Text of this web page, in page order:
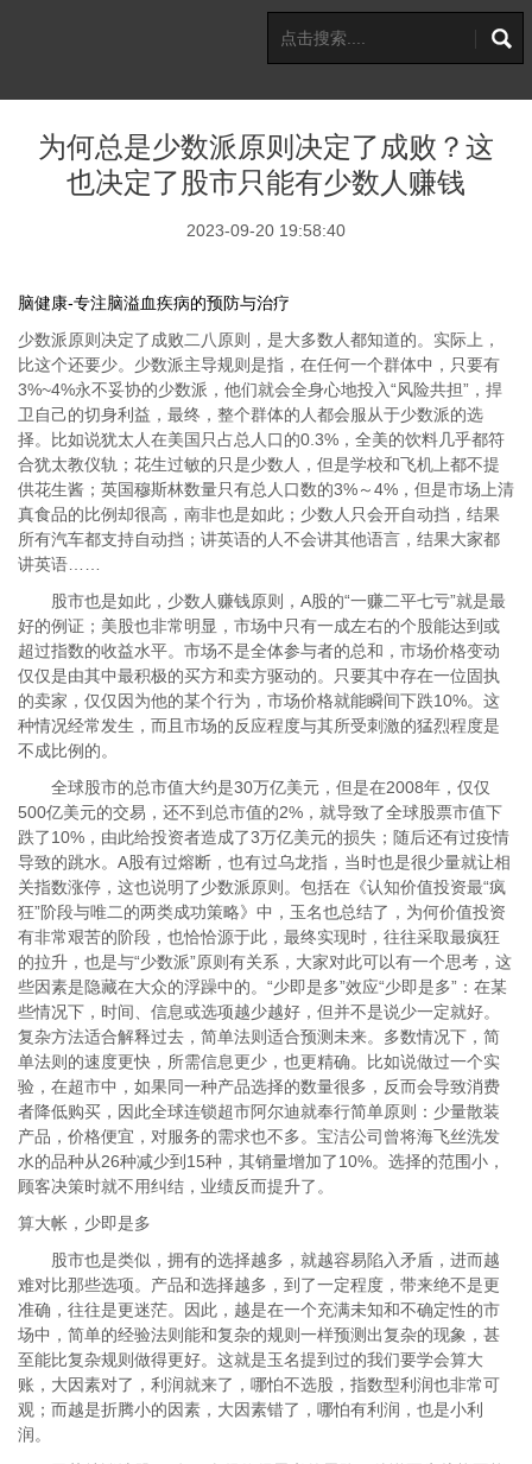
为何总是少数派原则决定了成败？这
也决定了股市只能有少数人赚钱
2023-09-20 19:58:40
脑健康-专注脑溢血疾病的预防与治疗
少数派原则决定了成败二八原则，是大多数人都知道的。实际上，
比这个还要少。少数派主导规则是指，在任何一个群体中，只要有
3%~4%永不妥协的少数派，他们就会全身心地投入“风险共担”，捍
卫自己的切身利益，最终，整个群体的人都会服从于少数派的选
择。比如说犹太人在美国只占总人口的0.3%，全美的饮料几乎都符
合犹太教仪轨；花生过敏的只是少数人，但是学校和飞机上都不提
供花生酱；英国穆斯林数量只有总人口数的3%～4%，但是市场上清
真食品的比例却很高，南非也是如此；少数人只会开自动挡，结果
所有汽车都支持自动挡；讲英语的人不会讲其他语言，结果大家都
讲英语……
股市也是如此，少数人赚钱原则，A股的“一赚二平七亏”就是最
好的例证；美股也非常明显，市场中只有一成左右的个股能达到或
超过指数的收益水平。市场不是全体参与者的总和，市场价格变动
仅仅是由其中最积极的买方和卖方驱动的。只要其中存在一位固执
的卖家，仅仅因为他的某个行为，市场价格就能瞬间下跌10%。这
种情况经常发生，而且市场的反应程度与其所受刺激的猛烈程度是
不成比例的。
全球股市的总市值大约是30万亿美元，但是在2008年，仅仅
500亿美元的交易，还不到总市值的2%，就导致了全球股票市值下
跌了10%，由此给投资者造成了3万亿美元的损失；随后还有过疫情
导致的跳水。A股有过熔断，也有过乌龙指，当时也是很少量就让相
关指数涨停，这也说明了少数派原则。包括在《认知价值投资最“疯
狂”阶段与唯二的两类成功策略》中，玉名也总结了，为何价值投资
有非常艰苦的阶段，也恰恰源于此，最终实现时，往往采取最疯狂
的拉升，也是与“少数派”原则有关系，大家对此可以有一个思考，这
些因素是隐藏在大众的浮躁中的。“少即是多”效应“少即是多”：在某
些情况下，时间、信息或选项越少越好，但并不是说少一定就好。
复杂方法适合解释过去，简单法则适合预测未来。多数情况下，简
单法则的速度更快，所需信息更少，也更精确。比如说做过一个实
验，在超市中，如果同一种产品选择的数量很多，反而会导致消费
者降低购买，因此全球连锁超市阿尔迪就奉行简单原则：少量散装
产品，价格便宜，对服务的需求也不多。宝洁公司曾将海飞丝洗发
水的品种从26种减少到15种，其销量增加了10%。选择的范围小，
顾客决策时就不用纠结，业绩反而提升了。
算大帐，少即是多
股市也是类似，拥有的选择越多，就越容易陷入矛盾，进而越
难对比那些选项。产品和选择越多，到了一定程度，带来绝不是更
准确，往往是更迷茫。因此，越是在一个充满未知和不确定性的市
场中，简单的经验法则能和复杂的规则一样预测出复杂的现象，甚
至能比复杂规则做得更好。这就是玉名提到过的我们要学会算大
账，大因素对了，利润就来了，哪怕不选股，指数型利润也非常可
观；而越是折腾小的因素，大因素错了，哪怕有利润，也是小利
润。